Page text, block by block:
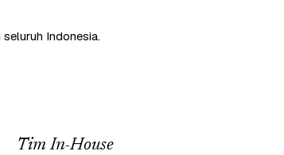
Indonesia.
Tim In-House